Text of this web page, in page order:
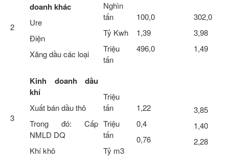
2
doanh khác
Ure
Điện
Xăng dầu các loại
Nghìn
tấn
Tỷ Kwh
Triệu
tấn
100,0
1,39
496,0
302,0
3,98
1,49
3
Kinh doanh dầu
khí
Xuất bán dầu thô
Trong đó: Cấp
NMLD DQ
Khí khô
Triệu
tấn
Triệu
tấn
Tỷ m3
1,22
0,4
0,76
3,85
1,40
2,28